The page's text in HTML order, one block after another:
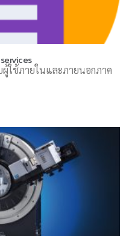
ใช้ภายในและภายนอกภาค